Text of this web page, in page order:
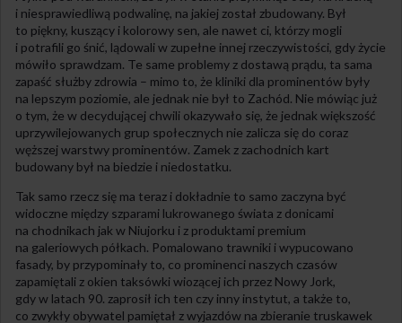
i niesprawiedliwą podwalinę, na jakiej został zbudowany. Był
to piękny, kuszący i kolorowy sen, ale nawet ci, którzy mogli
i potrafili go śnić, lądowali w zupełne innej rzeczywistości, gdy życie
mówiło sprawdzam. Te same problemy z dostawą prądu, ta sama
zapaść służby zdrowia – mimo to, że kliniki dla prominentów były
na lepszym poziomie, ale jednak nie był to Zachód. Nie mówiąc już
o tym, że w decydującej chwili okazywało się, że jednak większość
uprzywilejowanych grup społecznych nie zalicza się do coraz
węższej warstwy prominentów. Zamek z zachodnich kart
budowany był na biedzie i niedostatku.
Tak samo rzecz się ma teraz i dokładnie to samo zaczyna być
widoczne między szparami lukrowanego świata z donicami
na chodnikach jak w Niujorku i z produktami premium
na galeriowych półkach. Pomalowano trawniki i wypucowano
fasady, by przypominały to, co prominenci naszych czasów
zapamiętali z okien taksówki wiozącej ich przez Nowy Jork,
gdy w latach 90. zaprosił ich ten czy inny instytut, a także to,
co zwykły obywatel pamiętał z wyjazdów na zbieranie truskawek